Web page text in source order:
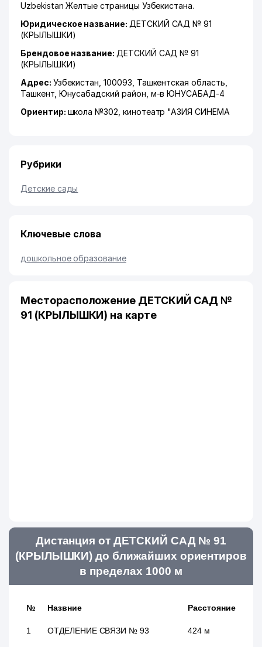
Uzbekistan Желтые страницы Узбекистана.
Юридическое название: ДЕТСКИЙ САД № 91
(КРЫЛЫШКИ)
Брендовое название: ДЕТСКИЙ САД № 91
(КРЫЛЫШКИ)
Адрес: Узбекистан, 100093, Ташкентская область
Ташкент, Юнусабадский район м-в ЮНУСАБАД-4
Ориентир: школа №302, кинотеатр "АЗИЯ СИНЕМА
Рубрики
Детские сады
Ключевые слова
дошкольное образование
Месторасположение ДЕТСКИЙ САД №
91 (КРЫЛЫШКИ) на карте
Дистанция от ДЕТСКИЙ САД № 91
(КРЫЛЫШКИ) до ближайших ориентиров
в пределах 1000 м
№ Назвние Расстояние
1 ОТДЕЛЕНИЕ СВЯЗИ № 93 424 м